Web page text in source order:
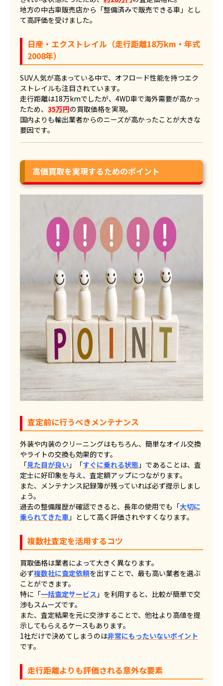
地方の中古車販売店から「整備済みで販売できる車」とし
て高評価を受けました。
日産・エクストレイル（走行距離18万km・年式
2008年）
SUV人気が高まっている中で、オフロード性能を持つエク
ストレイルも注目されています。
走行距離は18万kmでしたが、4WD車で海外需要が高かっ
たため、 35万円の買取価格を実現。
国内よりも輸出業者からのニーズが高かったことが大きな
要因です。
高価買取を実現するためのポイント
査定前に行うべきメンテナンス
外装や内装のクリーニングはもちろん、簡単なオイル交換
やライトの交換も効果的です。
「見た目が良い 」「すぐに乗れる状態 」であることは、査
定士に好印象を与え、査定額アップにつながります。
また、メンテナンス記録簿が残っていれば必ず提示しまし
ょう。
過去の整備履歴が確認できると、長年の使用でも「大切に
乗られてきた車 」として高く評価されやすくなります。
複数社査定を活用するコツ
買取価格は業者によって大きく異なります。
必ず複数社に査定依頼を出すことで、最も高い業者を選ぶ
ことができます。
特に「一括査定サービス 」を利用すると、比較が簡単で交
渉もスムーズです。
また、査定結果を元に交渉することで、他社より高値を提
示してもらえるケースもあります。
1社だけで決めてしまうのは非常にもったいないポイント
です。
走行距離よりも評価される意外な要素